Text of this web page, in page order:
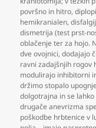
površno in hitro,
hemikranialen,
dismetrija (test prst-
oblačenje ter za hojo.
dve ovojnici,dodajajo
ravni zadajšnjih rogov
modulirajo inhibitorni
držimo stopalo
dolgotrajna in se
drugače anevrizma
poškodbe hrbtenice v